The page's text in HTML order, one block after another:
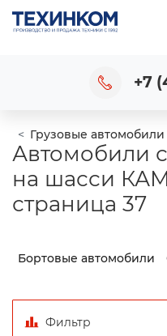
+7
Грузовые
Автомобили
на шасси
страница 37
Бортовые автомобили
Фильтр